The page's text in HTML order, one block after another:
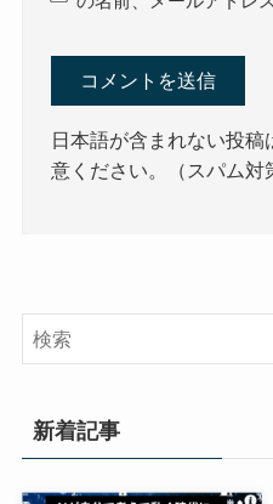
日本語が含まれない投
意ください。（スパム対
新着記事